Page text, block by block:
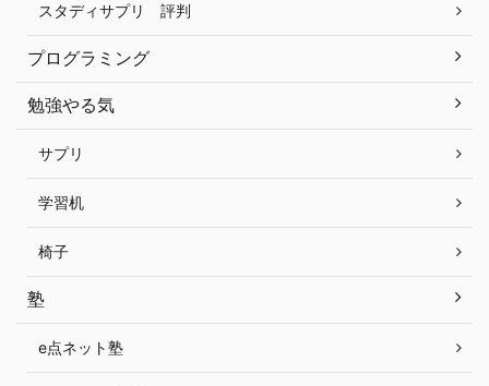
スタディサプリ 評判
プログラミング
勉強やる気
サプリ
学習机
椅子
塾
e点ネット塾